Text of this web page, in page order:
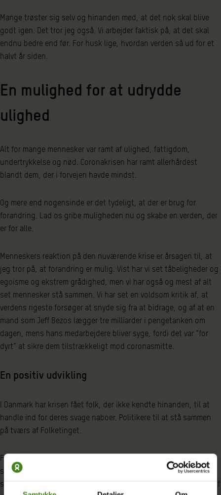
Mange trøster sig selv og hinanden med, at det nok skal blive
godt igen. Det tror jeg også. Vi arbejder faktisk på, at det skal
endnu bedre end før. For husk lige, hvordan verden så ud for et
halvt år siden.
En mulighed for at udrydde
ulighed
Alt for mange mennesker var ramt af ulighed, fattigdom,
undertrykkelse og nød. Coronakrisen har ramt allerhårdest
blandt dem, der i forvejen havde mindst.
Og mere end nogensinde er det tydeligt, at der er brug for
forandring. Lad os gribe muligheden nu og skabe en verden, der
er for alle.
Menneskers reaktion på den nuværende krise er årsagen til, at
jeg tror på, at forandring er mulig. Vist har vi set tåbeligheder og
egoisme og ekstrem grådighed, men vi har også og mest af alt
set mennesker stå sammen. Vi har set en voldsom kritik af, at
verdens rigeste forsøger at snyde sig fra at bidrage, og af at en
mand som Jeff Bezos lægger tre milliarder i pengetanken om
dagen, mens hans medarbejdere bliver syge, fordi det var ”for
dyrt” at sikre dem tilstrækkeligt mod coronasmitte.
En positiv udvikling
I Danmark har krisen fået folk, der ikke kendte hinanden, til at
handle ind for deres svage naboer. Politikere til at stå sammen
på tværs af Folketinget.
Fabrikker til at lave værnemidler, kvit og frit, til vores
sundhedspersonale. Vi har set mennesker handle på en måde,
som giver mig håb. Som medlem af Oxfam Danmark er du en del af